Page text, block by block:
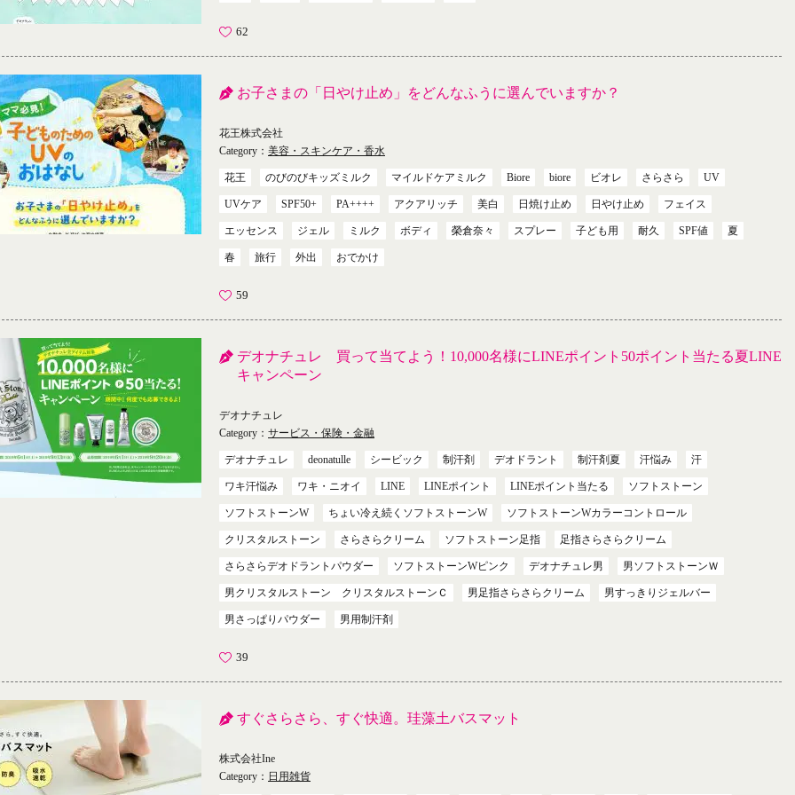
62
お子さまの「日やけ止め」をどんなふうに選んでいますか？
花王株式会社
Category： 美容・スキンケア・香水
花王 のびのびキッズミルク マイルドケアミルク Biore biore ビオレ さらさら UV
UVケア SPF50+ PA++++ アクアリッチ 美白 日焼け止め 日やけ止め フェイス
エッセンス ジェル ミルク ボディ 榮倉奈々 スプレー 子ども用 耐久 SPF値 夏
春 旅行 外出 おでかけ
59
デオナチュレ 買って当てよう！10,000名様にLINEポイント50ポイント当たる夏LINE
キャンペーン
デオナチュレ
Category： サービス・保険・金融
デオナチュレ deonatulle シービック 制汗剤 デオドラント 制汗剤夏 汗悩み 汗
ワキ汗悩み ワキ・ニオイ LINE LINEポイント LINEポイント当たる ソフトストーン
ソフトストーンW ちょい冷え続くソフトストーンW ソフトストーンWカラーコントロール
クリスタルストーン さらさらクリーム ソフトストーン足指 足指さらさらクリーム
さらさらデオドラントパウダー ソフトストーンWピンク デオナチュレ男 男ソフトストーンＷ
男クリスタルストーン クリスタルストーンＣ 男足指さらさらクリーム 男すっきりジェルバー
男さっぱりパウダー 男用制汗剤
39
すぐさらさら、すぐ快適。珪藻土バスマット
株式会社Ine
Category： 日用雑貨